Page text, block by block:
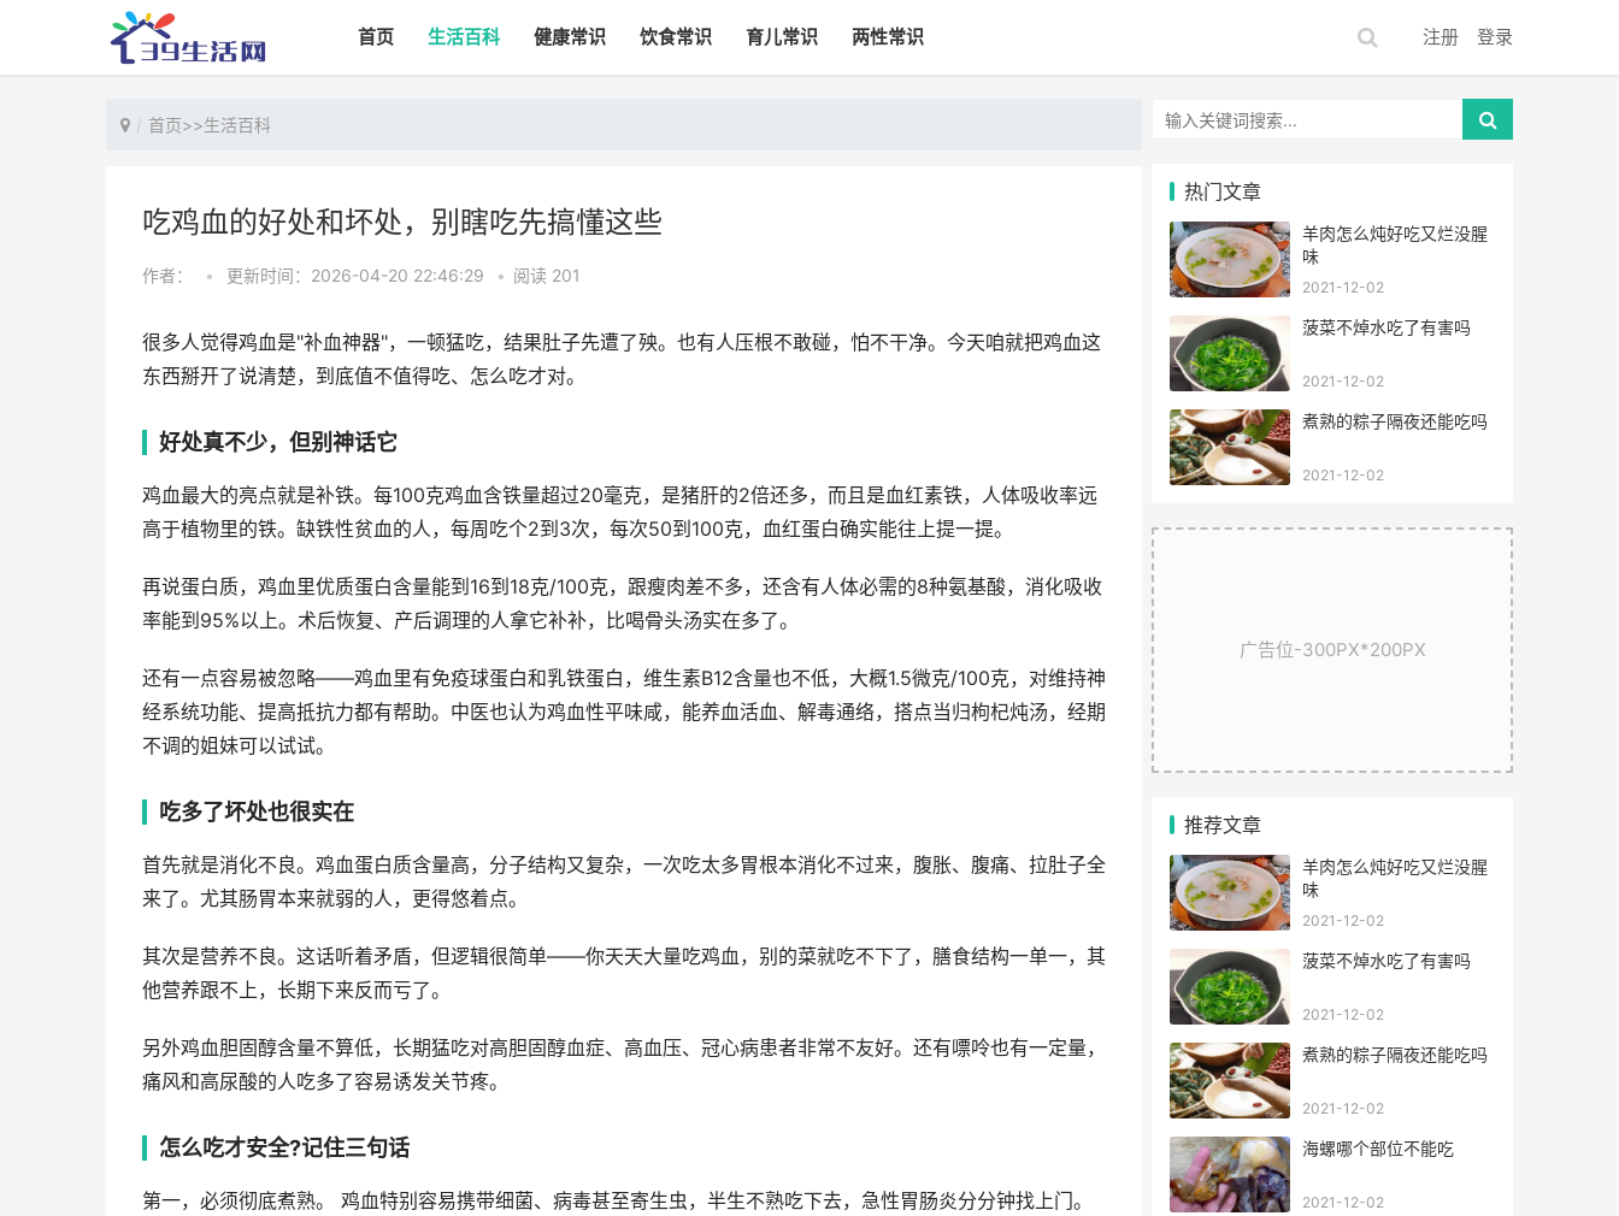
首页 生活百科 健康常识 饮食常识 育儿常识 两性常识 注册 登录
首页>>生活百科
吃鸡血的好处和坏处，别瞎吃先搞懂这些
作者： • 更新时间：2026-04-20 22:46:29 • 阅读 201
很多人觉得鸡血是"补血神器"，一顿猛吃，结果肚子先遭了殃。也有人压根不敢碰，怕不干净。今天咱就把鸡血这
东西掰开了说清楚，到底值不值得吃、怎么吃才对。
好处真不少，但别神话它
鸡血最大的亮点就是补铁。每100克鸡血含铁量超过20毫克，是猪肝的2倍还多，而且是血红素铁，人体吸收率远
高于植物里的铁。缺铁性贫血的人，每周吃个2到3次，每次50到100克，血红蛋白确实能往上提一提。
再说蛋白质，鸡血里优质蛋白含量能到16到18克/100克，跟瘦肉差不多，还含有人体必需的8种氨基酸，消化吸收
率能到95%以上。术后恢复、产后调理的人拿它补补，比喝骨头汤实在多了。
还有一点容易被忽略——鸡血里有免疫球蛋白和乳铁蛋白，维生素B12含量也不低，大概1.5微克/100克，对维持神
经系统功能、提高抵抗力都有帮助。中医也认为鸡血性平味咸，能养血活血、解毒通络，搭点当归枸杞炖汤，经期
不调的姐妹可以试试。
吃多了坏处也很实在
首先就是消化不良。鸡血蛋白质含量高，分子结构又复杂，一次吃太多胃根本消化不过来，腹胀、腹痛、拉肚子全
来了。尤其肠胃本来就弱的人，更得悠着点。
其次是营养不良。这话听着矛盾，但逻辑很简单——你天天大量吃鸡血，别的菜就吃不下了，膳食结构一单一，其
他营养跟不上，长期下来反而亏了。
另外鸡血胆固醇含量不算低，长期猛吃对高胆固醇血症、高血压、冠心病患者非常不友好。还有嘌呤也有一定量，
痛风和高尿酸的人吃多了容易诱发关节疼。
怎么吃才安全?记住三句话
第一，必须彻底煮熟。 鸡血特别容易携带细菌、病毒甚至寄生虫，半生不熟吃下去，急性胃肠炎分分钟找上门。
热门文章
羊肉怎么炖好吃又烂没腥
味
2021-12-02
菠菜不焯水吃了有害吗
2021-12-02
煮熟的粽子隔夜还能吃吗
2021-12-02
广告位-300PX*200PX
推荐文章
羊肉怎么炖好吃又烂没腥
味
2021-12-02
菠菜不焯水吃了有害吗
2021-12-02
煮熟的粽子隔夜还能吃吗
2021-12-02
海螺哪个部位不能吃
2021-12-02